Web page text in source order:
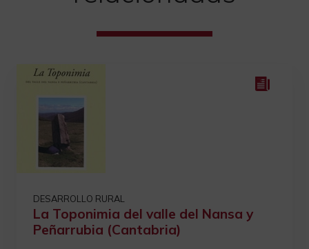
DESARROLLO RURAL
La Toponimia del valle del Nansa y
Peñarrubia (Cantabria)